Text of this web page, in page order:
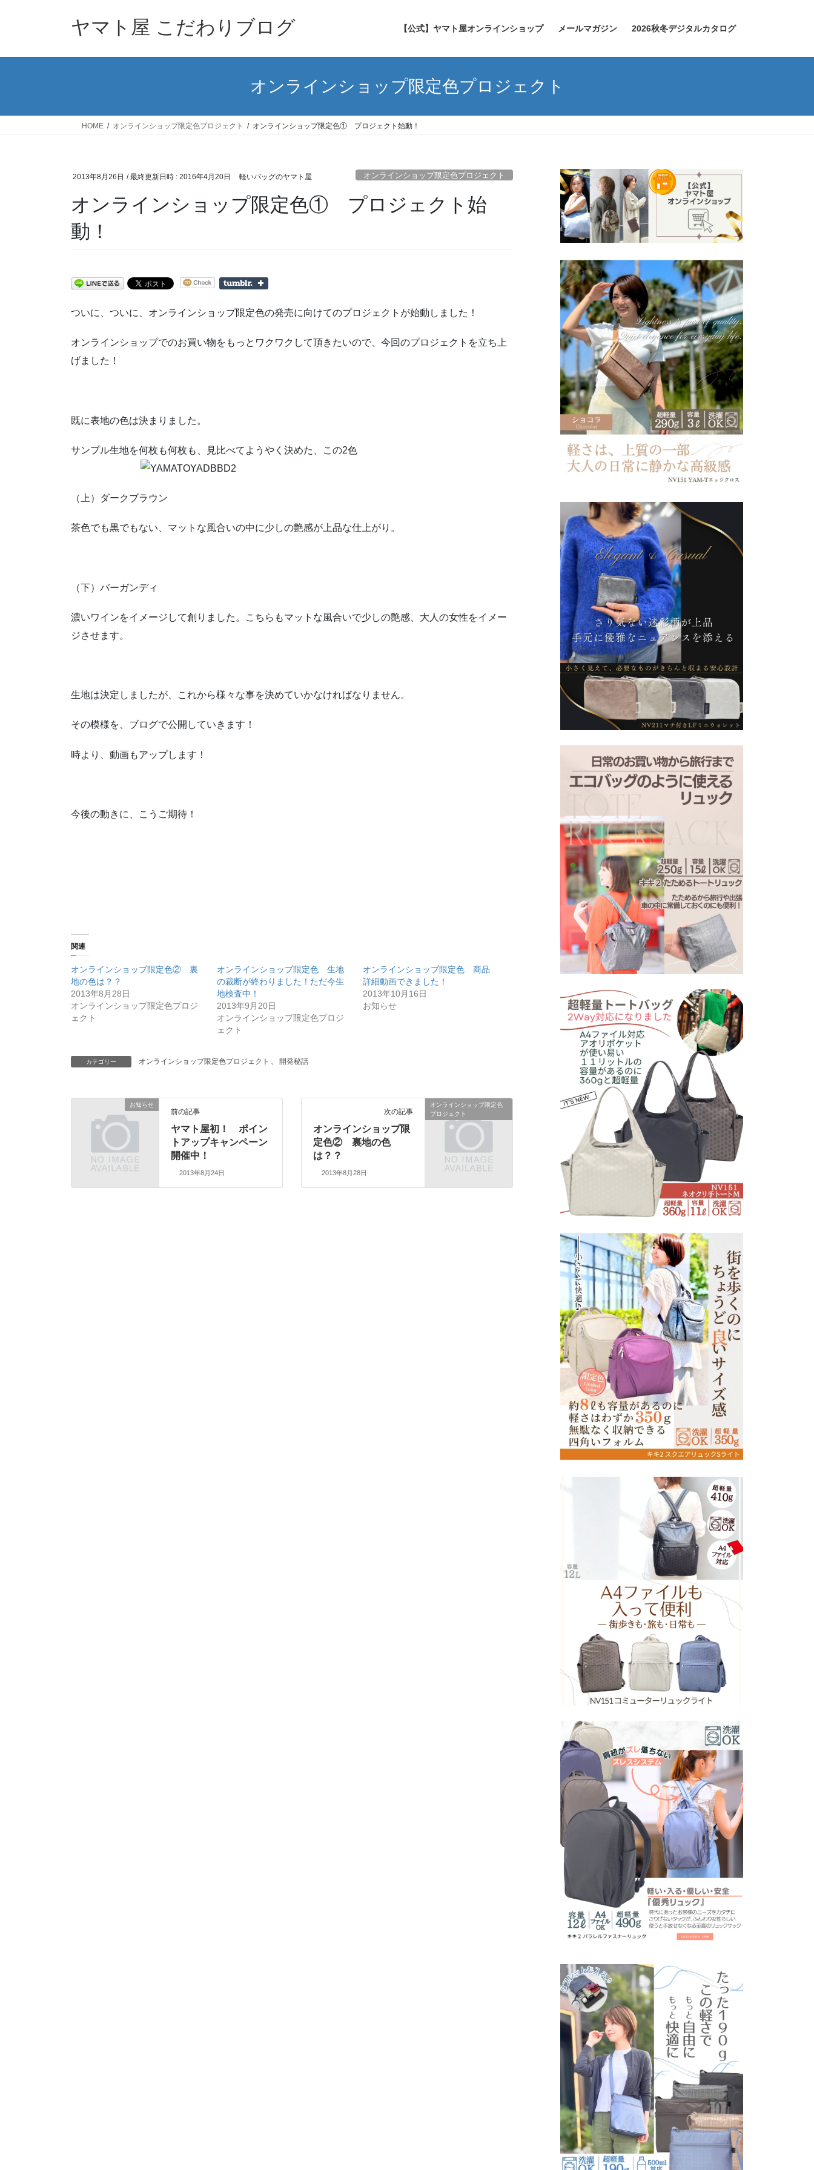
ヤマト屋 こだわりブログ 【公式】ヤマト屋オンラインショップ メールマガジン 2026秋冬デジタルカタログ
オンラインショップ限定色プロジェクト
HOME オンラインショップ限定色プロジェクト オンラインショップ限定色① プロジェクト始動！
2013年8月26日 / 最終更新日時 : 2016年4月20日 軽いバッグのヤマト屋 オンラインショップ限定色プロジェクト
オンラインショップ限定色① プロジェクト始
動！
ついに、ついに、オンラインショップ限定色の発売に向けてのプロジェクトが始動しました！
オンラインショップでのお買い物をもっとワクワクして頂きたいので、今回のプロジェクトを立ち上
げました！
既に表地の色は決まりました。
サンプル生地を何枚も何枚も、見比べてようやく決めた、この2色
（上）ダークブラウン
茶色でも黒でもない、マットな風合いの中に少しの艶感が上品な仕上がり。
（下）バーガンディ
濃いワインをイメージして創りました。こちらもマットな風合いで少しの艶感、大人の女性をイメー
ジさせます。
生地は決定しましたが、これから様々な事を決めていかなければなりません。
その模様を、ブログで公開していきます！
時より、動画もアップします！
今後の動きに、こうご期待！
関連
オンラインショップ限定色② 裏
地の色は？？
2013年8月28日
オンラインショップ限定色プロジ
ェクト
オンラインショップ限定色 生地
の裁断が終わりました！ただ今生
地検査中！
2013年9月20日
オンラインショップ限定色プロジ
ェクト
オンラインショップ限定色 商品
詳細動画できました！
2013年10月16日
お知らせ
カテゴリー オンラインショップ限定色プロジェクト 開発秘話
お知らせ
前の記事
ヤマト屋初！ ポイン
トアップキャンペーン
開催中！
2013年8月24日
オンラインショップ限定色
プロジェクト
次の記事
オンラインショップ限
定色② 裏地の色
は？？
2013年8月28日